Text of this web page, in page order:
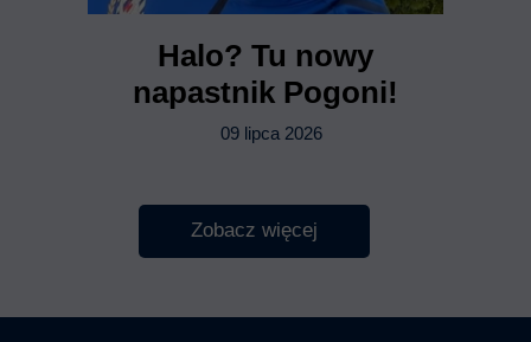
Halo? Tu nowy
napastnik Pogoni!
09 lipca 2026
Zobacz więcej